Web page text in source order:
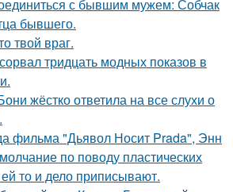
с бывшим мужем: Собчак
бывшего.
твой враг.
тридцать модных показов в
жёстко ответила на все слухи о
фильма "Дьявол Носит Prada", Энн
по поводу пластических
то и дело приписывают.